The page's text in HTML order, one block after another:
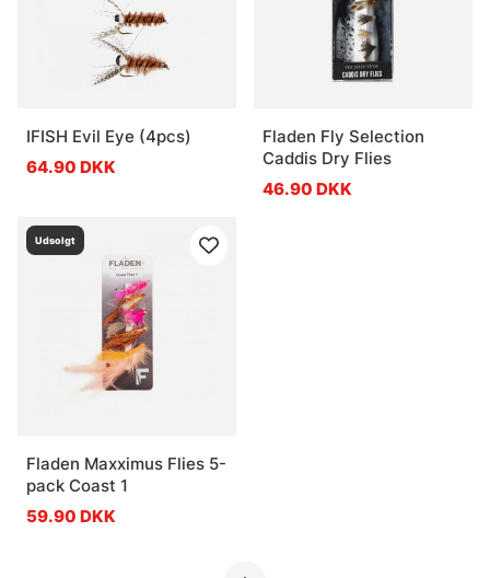
IFISH Evil Eye (4pcs)
64.90 DKK
Fladen Fly Selection
Caddis Dry Flies
46.90 DKK
Udsolgt
Fladen Maxximus Flies 5-
pack Coast 1
59.90 DKK